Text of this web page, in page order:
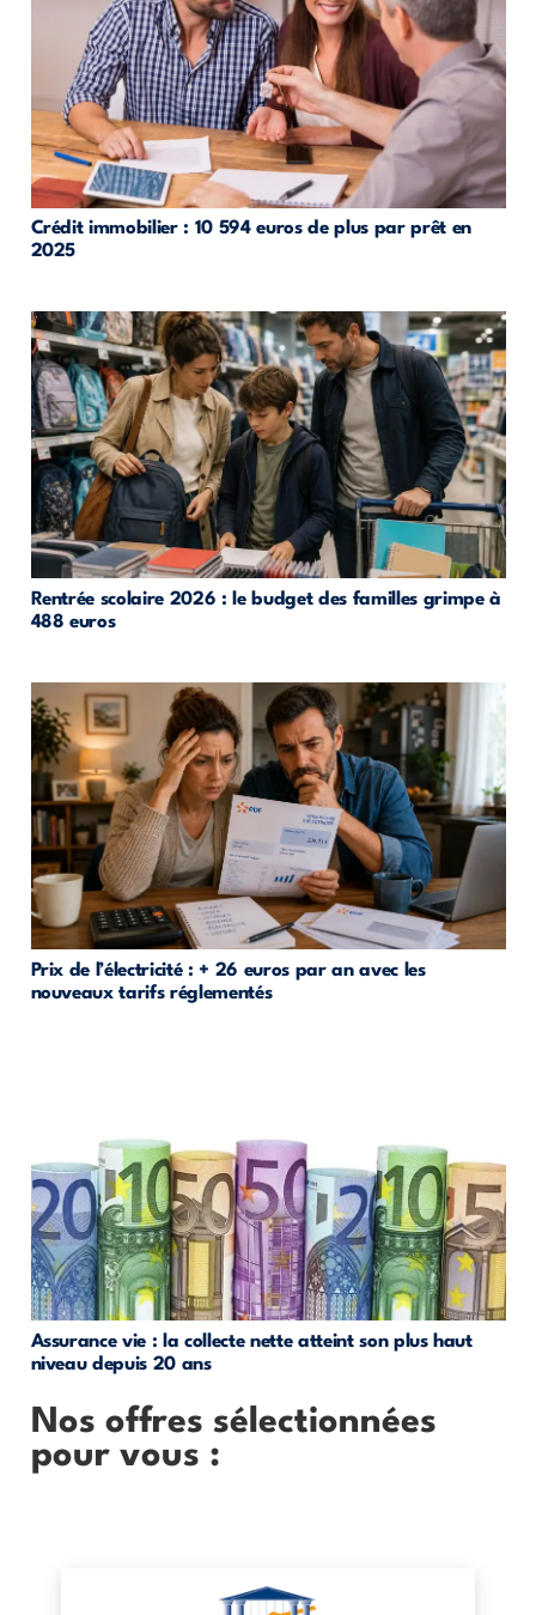
Crédit immobilier : 10 594 euros de plus par prêt en
2025
Rentrée scolaire 2026 : le budget des familles grimpe à
488 euros
Prix de l’électricité : + 26 euros par an avec les
nouveaux tarifs réglementés
Assurance vie : la collecte nette atteint son plus haut
niveau depuis 20 ans
Nos offres sélectionnées
pour vous :